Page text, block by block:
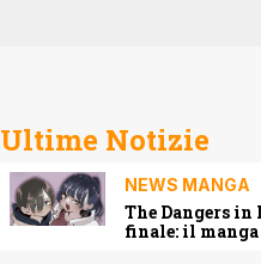
Ultime Notizie
NEWS MANGA
The Dangers
finale: il